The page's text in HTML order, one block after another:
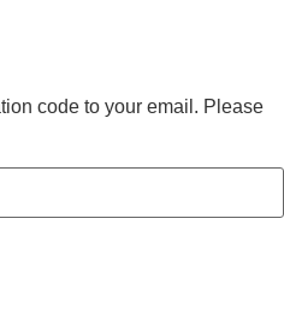
code to your email. Please